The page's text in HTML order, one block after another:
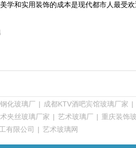
学和实用装饰的成本是现代都市人最受欢
化玻璃厂 | 成都KTV酒吧宾馆玻璃厂家 |
夹丝玻璃厂家 | 艺术玻璃厂 | 重庆装饰
有限公司 | 艺术玻璃网